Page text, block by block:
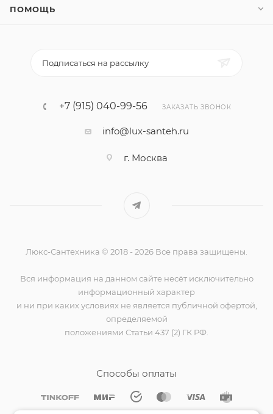
ПОМОЩЬ
Подписаться на рассылку
+7 (915) 040-99-56 ЗАКАЗАТЬ ЗВОНОК
info@lux-santeh.ru
г. Москва
Люкс-Сантехника © 2018 - 2026 Все права защищены.
Вся информация на данном сайте несёт исключительно
информационный характер
и ни при каких условиях не является публичной офертой,
определяемой
положениями Статьи 437 (2) ГК РФ.
Способы оплаты